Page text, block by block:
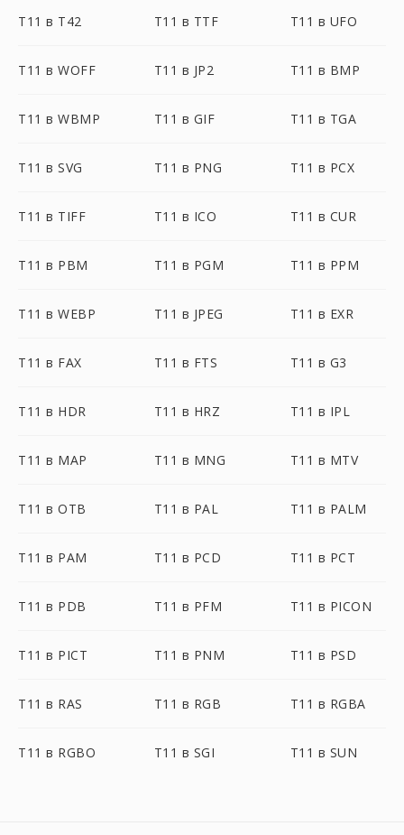
T11 в T42 T11 в TTF T11 в UFO
T11 в WOFF T11 в JP2 T11 в BMP
T11 в WBMP T11 в GIF T11 в TGA
T11 в SVG T11 в PNG T11 в PCX
T11 в TIFF T11 в ICO T11 в CUR
T11 в PBM T11 в PGM T11 в PPM
T11 в WEBP T11 в JPEG T11 в EXR
T11 в FAX T11 в FTS T11 в G3
T11 в HDR T11 в HRZ T11 в IPL
T11 в MAP T11 в MNG T11 в MTV
T11 в OTB T11 в PAL T11 в PALM
T11 в PAM T11 в PCD T11 в PCT
T11 в PDB T11 в PFM T11 в PICON
T11 в PICT T11 в PNM T11 в PSD
T11 в RAS T11 в RGB T11 в RGBA
T11 в RGBO T11 в SGI T11 в SUN